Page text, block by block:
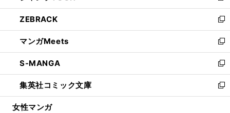
開
く
ウ
で
開
く
ン
ド
ウ
で
開
く
ウ
ィ
ン
ド
ウ
で
開
く
し
い
ウ
ィ
ン
ド
ウ
で
開
ZEBRACK
新
し
い
ウ
ィ
ン
ド
ウ
マンガMeets
新
し
い
ウ
ィ
ン
S-MANGA
新
し
い
ウ
集英社コミック文庫
新
し
女性マンガ